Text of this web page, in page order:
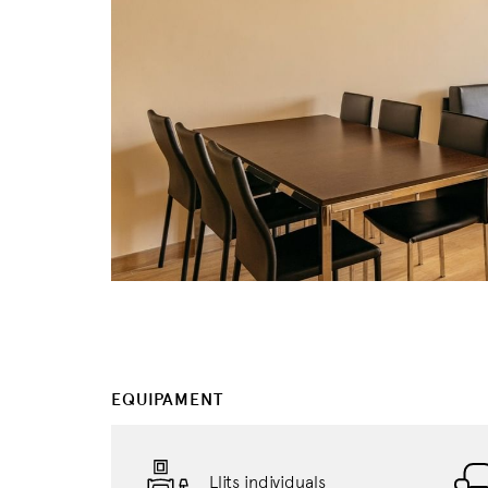
EQUIPAMENT
Llits individuals